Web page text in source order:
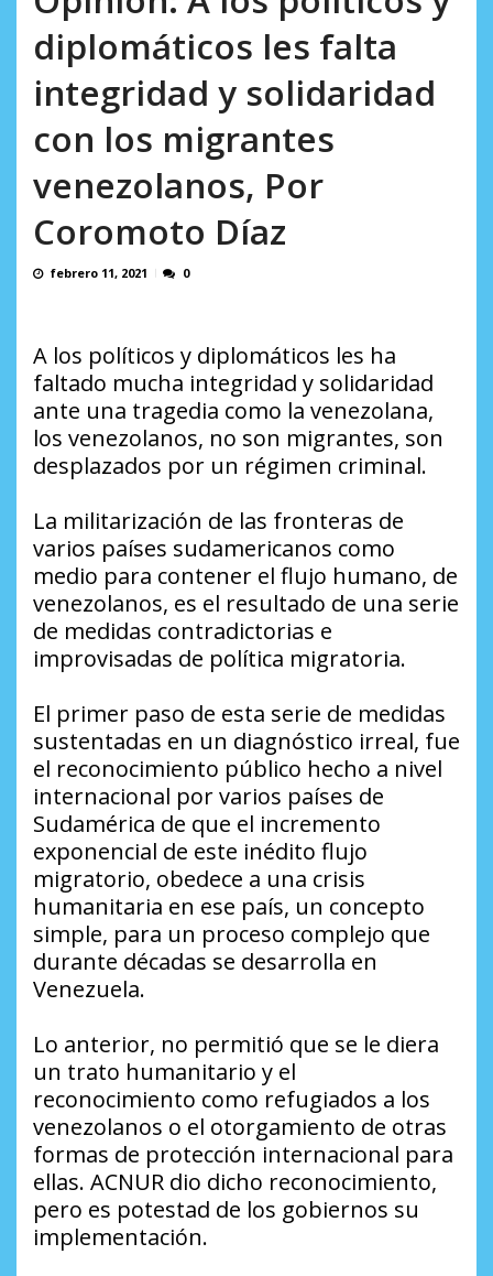
diplomáticos les falta
integridad y solidaridad
con los migrantes
venezolanos, Por
Coromoto Díaz
febrero 11, 2021 0
A los políticos y diplomáticos les ha
faltado mucha integridad y solidaridad
ante una tragedia como la venezolana,
los venezolanos, no son migrantes, son
desplazados por un régimen criminal.
La militarización de las fronteras de
varios países sudamericanos como
medio para contener el flujo humano, de
venezolanos, es el resultado de una serie
de medidas contradictorias e
improvisadas de política migratoria.
El primer paso de esta serie de medidas
sustentadas en un diagnóstico irreal, fue
el reconocimiento público hecho a nivel
internacional por varios países de
Sudamérica de que el incremento
exponencial de este inédito flujo
migratorio, obedece a una crisis
humanitaria en ese país, un concepto
simple, para un proceso complejo que
durante décadas se desarrolla en
Venezuela.
Lo anterior, no permitió que se le diera
un trato humanitario y el
reconocimiento como refugiados a los
venezolanos o el otorgamiento de otras
formas de protección internacional para
ellas. ACNUR dio dicho reconocimiento,
pero es potestad de los gobiernos su
implementación.